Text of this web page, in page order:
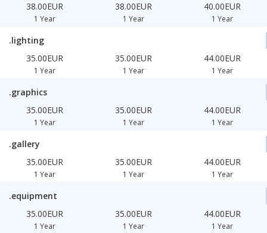
38.00EUR
1 Year
38.00EUR
1 Year
40.00EUR
1 Year
.lighting
35.00EUR
1 Year
35.00EUR
1 Year
44.00EUR
1 Year
.graphics
35.00EUR
1 Year
35.00EUR
1 Year
44.00EUR
1 Year
.gallery
35.00EUR
1 Year
35.00EUR
1 Year
44.00EUR
1 Year
.equipment
35.00EUR
1 Year
35.00EUR
1 Year
44.00EUR
1 Year